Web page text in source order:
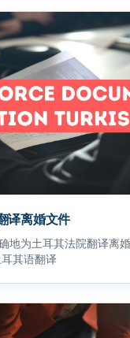
译离婚文件
地为土耳其法院翻译离
其语翻译